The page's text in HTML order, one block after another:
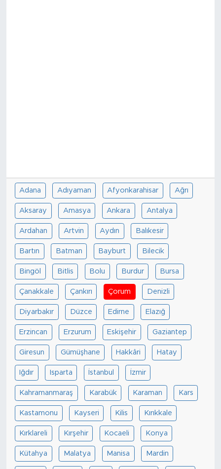
Adana Adıyaman Afyonkarahisar Ağrı
Aksaray Amasya Ankara Antalya
Ardahan Artvin Aydın Balıkesir
Bartın Batman Bayburt Bilecik
Bingöl Bitlis Bolu Burdur Bursa
Çanakkale Çankırı Çorum Denizli
Diyarbakır Düzce Edirne Elazığ
Erzincan Erzurum Eskişehir Gaziantep
Giresun Gümüşhane Hakkâri Hatay
Iğdır Isparta İstanbul İzmir
Kahramanmaraş Karabük Karaman Kars
Kastamonu Kayseri Kilis Kırıkkale
Kırklareli Kırşehir Kocaeli Konya
Kütahya Malatya Manisa Mardin